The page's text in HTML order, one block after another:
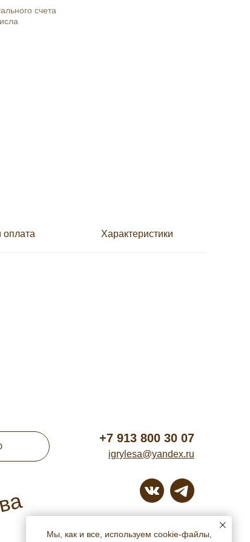
счета
оплата Характеристики
+7 913 800 30 07
igrylesa@yandex.ru
Мы, как и все, используем cookie-файлы,